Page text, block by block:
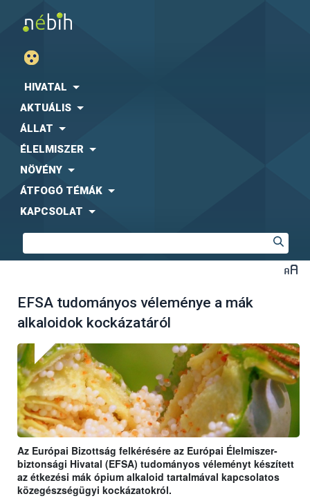
HIVATAL
AKTUÁLIS
ÁLLAT
ÉLELMISZER
NÖVÉNY
ÁTFOGÓ TÉMÁK
KAPCSOLAT
EFSA tudományos véleménye a mák
alkaloidok kockázatáról
Az Európai Bizottság felkérésére az Európai Élelmiszer-
biztonsági Hivatal (EFSA) tudományos véleményt készített
az étkezési mák ópium alkaloid tartalmával kapcsolatos
közegészségügyi kockázatokról.